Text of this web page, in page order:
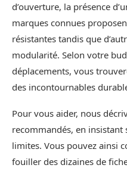
d’ouverture, la présence
marques connues
résistantes tandis que
modularité. Selon votre
déplacements, vous
des incontournables
Pour vous aider, nous
recommandés, en
limites. Vous pouvez ainsi
fouiller des dizaines de